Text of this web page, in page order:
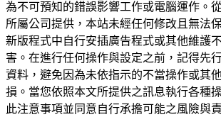
為不可預知的錯誤影響工作或電腦運作。
所屬公司提供，本站未經任何修改且無法
新版程式中自行安插廣告程式或其他維護
害。在進行任何操作與設定之前，記得先
資料，避免因為未依指示的不當操作或其
損。當您依照本文所提供之訊息執行各種
此注意事項並同意自行承擔可能之風險與